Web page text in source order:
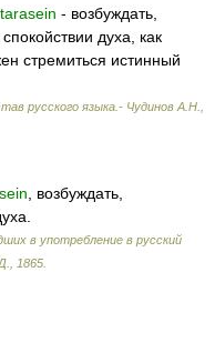
tarasein - возбуждать,
духа, как
стремиться истинный
русского языка.- Чудинов А.Н.
, возбуждать,
в употребление в русский
1865